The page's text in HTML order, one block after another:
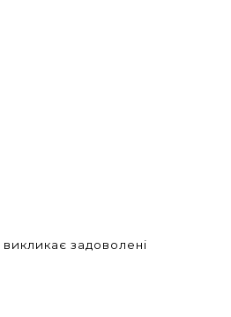
викликає задоволені